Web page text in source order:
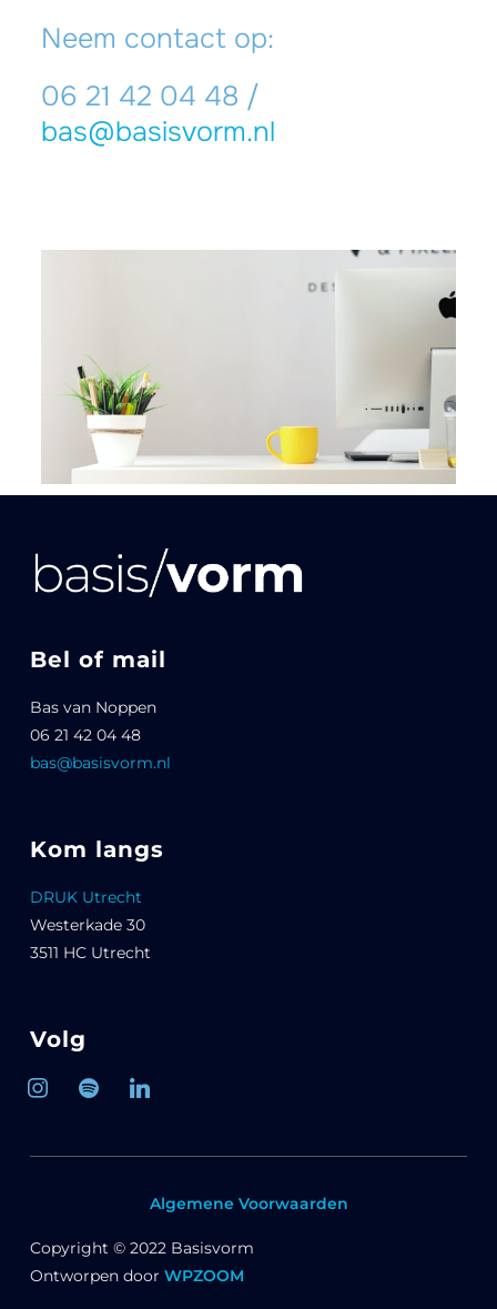
Neem contact op:
06 21 42 04 48 /
bas@basisvorm.nl
Bel of mail
Bas van Noppen
06 21 42 04 48
bas@basisvorm.nl
Kom langs
DRUK Utrecht
Westerkade 30
3511 HC Utrecht
Volg
Algemene Voorwaarden
Copyright © 2022 Basisvorm
Ontworpen door WPZOOM